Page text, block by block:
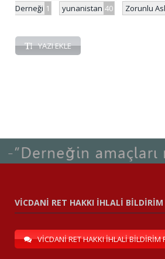
Derneği 1 yunanistan 40 Zorunlu
YAZI EKLE
VİCDANİ RET HAKKI İHLALİ BİLDİRİM
VİCDANİ RET HAKKI İHLALİ BİLDİRİM